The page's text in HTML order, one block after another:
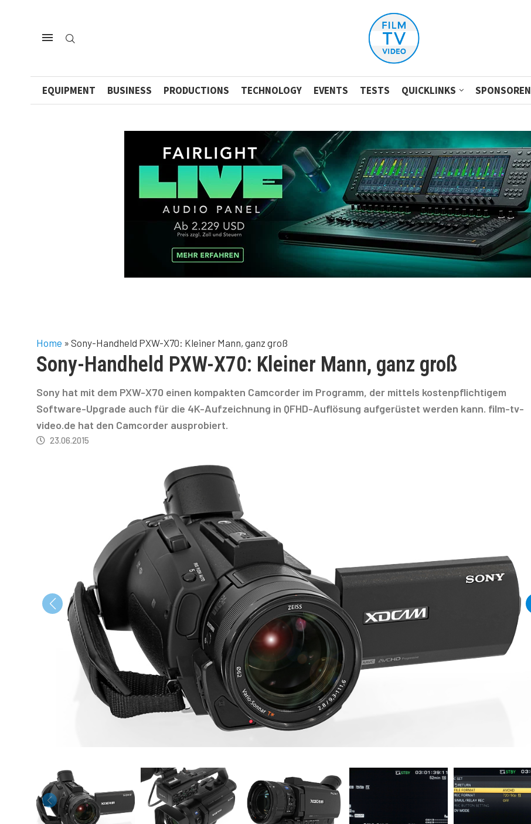
EQUIPMENT BUSINESS PRODUCTIONS TECHNOLOGY EVENTS TESTS QUICKLINKS SPONSOREN
Home » Sony-Handheld PXW-X70: Kleiner Mann, ganz groß
Sony-Handheld PXW-X70: Kleiner Mann, ganz groß
Sony hat mit dem PXW-X70 einen kompakten Camcorder im Programm, der mittels kostenpflichtigem
Software-Upgrade auch für die 4K-Aufzeichnung in QFHD-Auflösung aufgerüstet werden kann. film-tv-
video.de hat den Camcorder ausprobiert.
23.06.2015